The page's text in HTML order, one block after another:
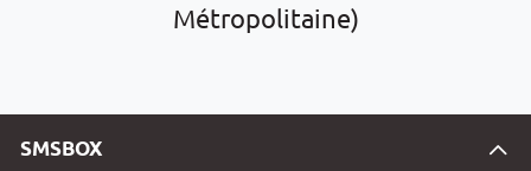
Métropolitaine)
SMSBOX